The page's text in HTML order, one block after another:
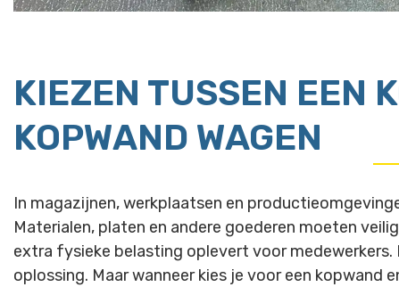
KIEZEN TUSSEN EEN
KOPWAND WAGEN
In magazijnen, werkplaatsen en
Materialen, platen en andere goederen moeten
extra fysieke belasting oplevert voor medewerkers.
oplossing. Maar wanneer kies je voor een kopwand